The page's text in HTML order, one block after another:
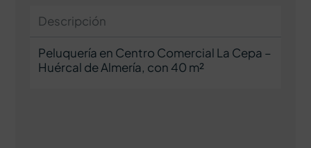
Descripción
Peluquería en Centro Comercial La Cepa –
Huércal de Almería, con 40 m²